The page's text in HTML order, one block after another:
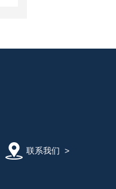
联系我们 >